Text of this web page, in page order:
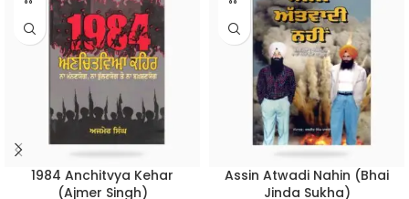
1984 Anchitvya Kehar
(Ajmer Singh)
Assin Atwadi Nahin (Bhai
Jinda Sukha)